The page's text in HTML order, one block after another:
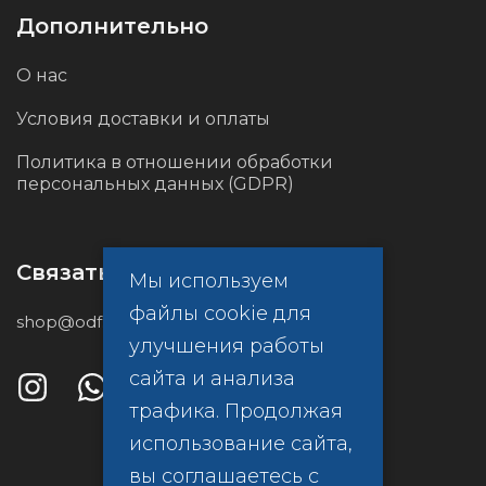
Дополнительно
О нас
Условия доставки и оплаты
Политика в отношении обработки
персональных данных (GDPR)
Связаться с нами
shop@odf.global
Мы используем
файлы cookie для
улучшения работы
сайта и анализа
трафика. Продолжая
использование сайта,
вы соглашаетесь с